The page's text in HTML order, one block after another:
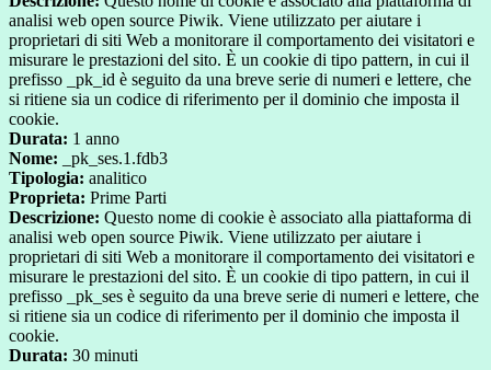
analisi web open source Piwik. Viene utilizzato per aiutare i
proprietari di siti Web a monitorare il comportamento dei visitatori e
misurare le prestazioni del sito. È un cookie di tipo pattern, in cui il
prefisso _pk_id è seguito da una breve serie di numeri e lettere, che
si ritiene sia un codice di riferimento per il dominio che imposta il
cookie.
Durata: 1 anno
Nome: _pk_ses.1.fdb3
Tipologia: analitico
Proprieta: Prime Parti
Descrizione: Questo nome di cookie è associato alla piattaforma di
analisi web open source Piwik. Viene utilizzato per aiutare i
proprietari di siti Web a monitorare il comportamento dei visitatori e
misurare le prestazioni del sito. È un cookie di tipo pattern, in cui il
prefisso _pk_ses è seguito da una breve serie di numeri e lettere, che
si ritiene sia un codice di riferimento per il dominio che imposta il
cookie.
Durata: 30 minuti